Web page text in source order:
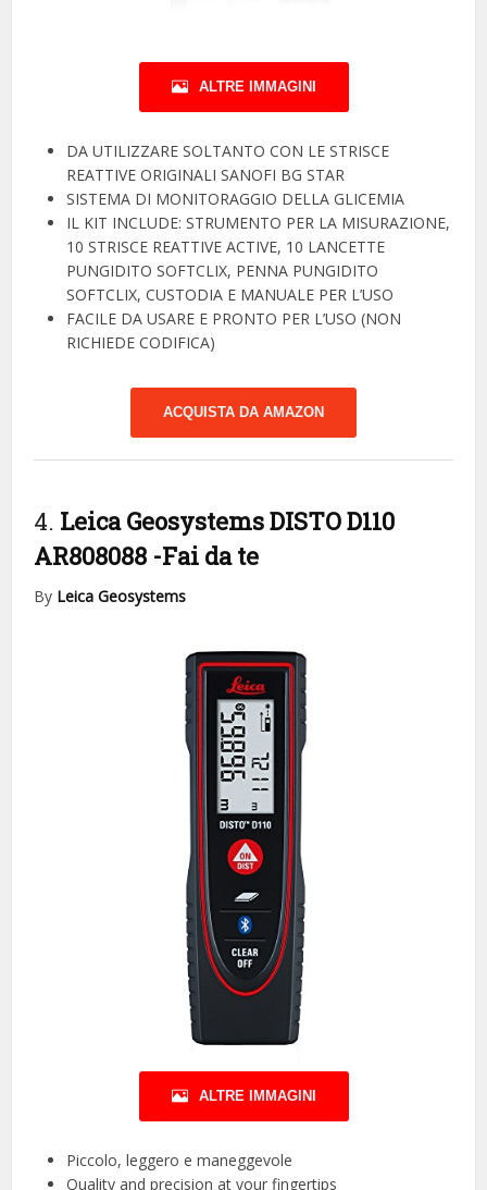
ALTRE IMMAGINI
DA UTILIZZARE SOLTANTO CON LE STRISCE
REATTIVE ORIGINALI SANOFI BG STAR
SISTEMA DI MONITORAGGIO DELLA GLICEMIA
IL KIT INCLUDE: STRUMENTO PER LA MISURAZIONE,
10 STRISCE REATTIVE ACTIVE, 10 LANCETTE
PUNGIDITO SOFTCLIX, PENNA PUNGIDITO
SOFTCLIX, CUSTODIA E MANUALE PER L’USO
FACILE DA USARE E PRONTO PER L’USO (NON
RICHIEDE CODIFICA)
ACQUISTA DA AMAZON
4. Leica Geosystems DISTO D110
AR808088 -Fai da te
By Leica Geosystems
ALTRE IMMAGINI
Piccolo, leggero e maneggevole
Quality and precision at your fingertips